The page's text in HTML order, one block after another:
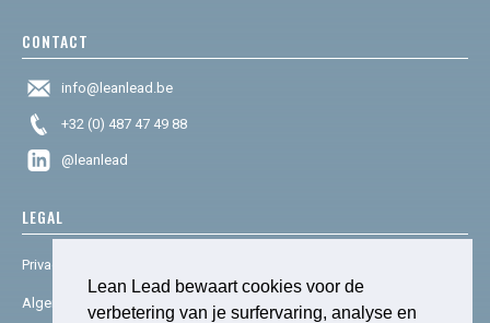
Lean Lead bewaart cookies voor de
verbetering van je surfervaring, analyse en
CONTACT
info@leanlead.be
+32 (0) 487 47 49 88
@leanlead
LEGAL
Privacy & cookies
Algemene voorwaarden